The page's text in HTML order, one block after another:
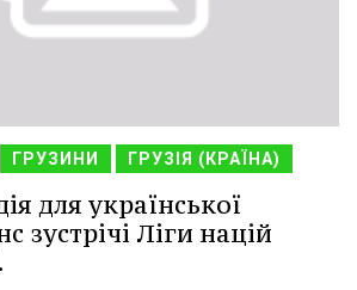
ГРУЗИНИ ГРУЗІЯ (КРАЇНА)
для української
зустрічі Ліги націй